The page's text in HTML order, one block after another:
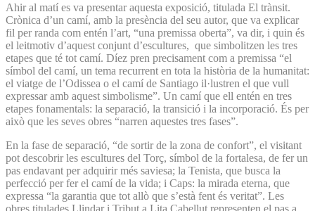
Ahir al matí es va presentar aquesta exposició, titulada El trànsit.
Crònica d’un camí, amb la presència del seu autor, que va explicar
fil per randa com entén l’art, “una premissa oberta”, va dir, i quin és
el leitmotiv d’aquest conjunt d’escultures, que simbolitzen les tres
etapes que té tot camí. Díez pren precisament com a premissa “el
símbol del camí, un tema recurrent en tota la història de la humanitat:
el viatge de l’Odissea o el camí de Santiago il·lustren el que vull
expressar amb aquest simbolisme”. Un camí que ell entén en tres
etapes fonamentals: la separació, la transició i la incorporació. És per
això que les seves obres “narren aquestes tres fases”.
En la fase de separació, “de sortir de la zona de confort”, el visitant
pot descobrir les escultures del Torç, símbol de la fortalesa, de fer un
pas endavant per adquirir més saviesa; la Tenista, que busca la
perfecció per fer el camí de la vida; i Caps: la mirada eterna, que
expressa “la garantia que tot allò que s’està fent és veritat”. Les
obres titulades Llindar i Tribut a Lita Cabellut representen el pas a